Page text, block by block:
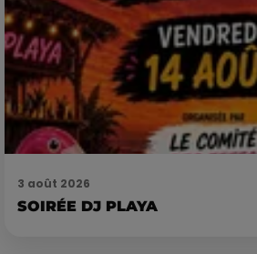
3 août 2026
SOIRÉE DJ PLAYA